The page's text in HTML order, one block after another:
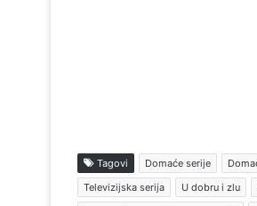
Tagovi Domaće serije
Televizijska serija
U dobru i zlu